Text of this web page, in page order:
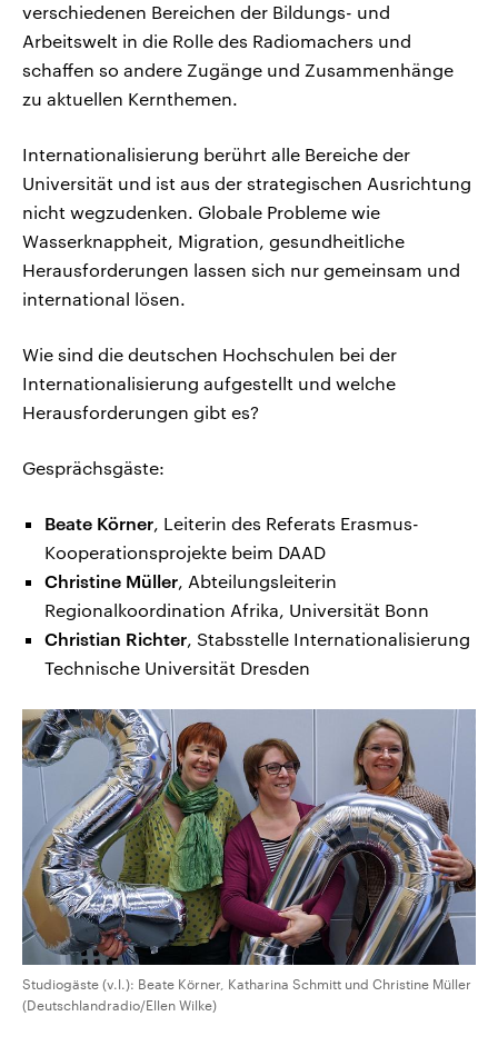
verschiedenen Bereichen der Bildungs- und
Arbeitswelt in die Rolle des Radiomachers und
schaffen so andere Zugänge und Zusammenhänge
zu aktuellen Kernthemen.
Internationalisierung berührt alle Bereiche der
Universität und ist aus der strategischen Ausrichtung
nicht wegzudenken. Globale Probleme wie
Wasserknappheit, Migration, gesundheitliche
Herausforderungen lassen sich nur gemeinsam und
international lösen.
Wie sind die deutschen Hochschulen bei der
Internationalisierung aufgestellt und welche
Herausforderungen gibt es?
Gesprächsgäste:
Beate Körner, Leiterin des Referats Erasmus-
Kooperationsprojekte beim DAAD
Christine Müller, Abteilungsleiterin
Regionalkoordination Afrika, Universität Bonn
Christian Richter, Stabsstelle Internationalisierung
Technische Universität Dresden
Studiogäste (v.l.): Beate Körner, Katharina Schmitt und Christine Müller
(Deutschlandradio/Ellen Wilke)